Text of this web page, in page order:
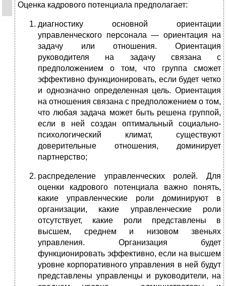
Оценка кадрового потенциала предполагает:
диагностику основной ориентации
управленческого персонала — ориентация на
задачу или отношения. Ориентация
руководителя на задачу связана с
предположением о том, что группа сможет
эффективно функционировать, если будет четко
и однозначно определенная цель. Ориентация
на отношения связана с предположением о том,
что любая задача может быть решена группой,
если в ней создан оптимальный социально-
психологический климат, существуют
доверительные отношения, доминирует
партнерство;
распределение управленческих ролей. Для
оценки кадрового потенциала важно понять,
какие управленческие роли доминируют в
организации, какие управленческие роли
отсутствует, какие роли представлены в
высшем, среднем и низовом звеньях
управления. Организация будет
функционировать эффективно, если на высшем
уровне корпоративного управления в ней будут
представлены управленцы и руководители, на